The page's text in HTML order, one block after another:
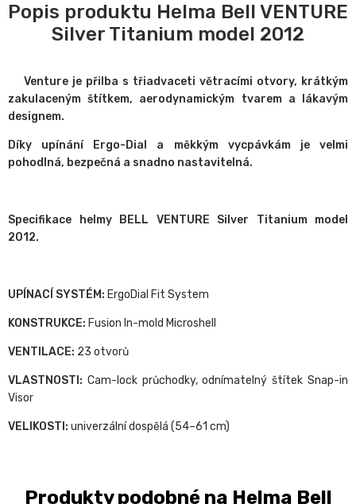
Popis produktu Helma Bell VENTURE
Silver Titanium model 2012
Venture je přilba s třiadvaceti větracími otvory, krátkým
zakulaceným štítkem, aerodynamickým tvarem a lákavým
designem.
Díky upínání Ergo-Dial a měkkým vycpávkám je velmi
pohodlná, bezpečná a snadno nastavitelná.
Specifikace helmy BELL VENTURE Silver Titanium model
2012.
UPÍNACÍ SYSTÉM: ErgoDial Fit System
KONSTRUKCE: Fusion In-mold Microshell
VENTILACE: 23 otvorů
VLASTNOSTI: Cam-lock průchodky, odnímatelný štítek Snap-in
Visor
VELIKOSTI: univerzální dospělá (54–61 cm)
Produkty podobné na Helma Bell